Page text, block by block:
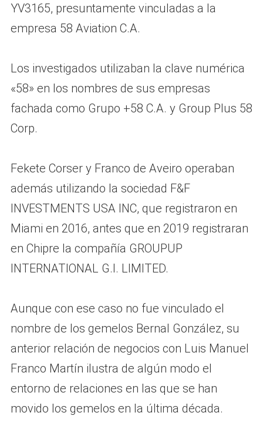
YV3165, presuntamente vinculadas a la
empresa 58 Aviation C.A.
Los investigados utilizaban la clave numérica
«58» en los nombres de sus empresas
fachada como Grupo +58 C.A. y Group Plus 58
Corp.
Fekete Corser y Franco de Aveiro operaban
además utilizando la sociedad F&F
INVESTMENTS USA INC, que registraron en
Miami en 2016, antes que en 2019 registraran
en Chipre la compañía GROUPUP
INTERNATIONAL G.I. LIMITED.
Aunque con ese caso no fue vinculado el
nombre de los gemelos Bernal González, su
anterior relación de negocios con Luis Manuel
Franco Martín ilustra de algún modo el
entorno de relaciones en las que se han
movido los gemelos en la última década.